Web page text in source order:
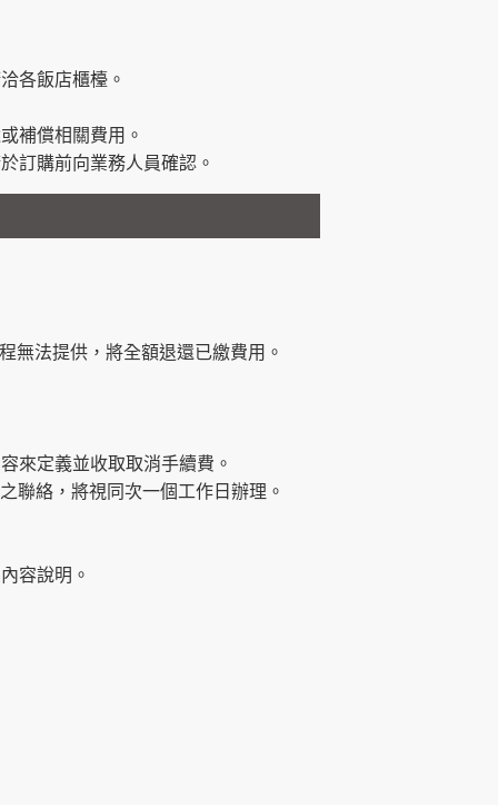
各飯店櫃檯。
補償相關費用。
訂購前向業務人員確認。
無法提供，將全額退還已繳費用。
來定義並收取取消手續費。
聯絡，將視同次一個工作日辦理。
容說明。